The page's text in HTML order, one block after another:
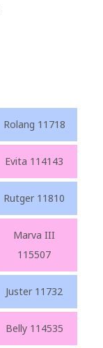
Rolang 11718
Evita 114143
Rutger 11810
Marva III
115507
Juster 11732
Belly 114535